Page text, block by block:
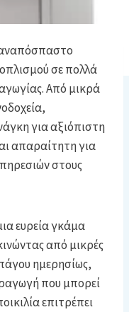
σε πολλά
Από μικρά
για αξιόπιστη
απαραίτητη για
στους
ευρεία γκάμα
από μικρές
ημερησίως,
που μπορεί
επιτρέπει